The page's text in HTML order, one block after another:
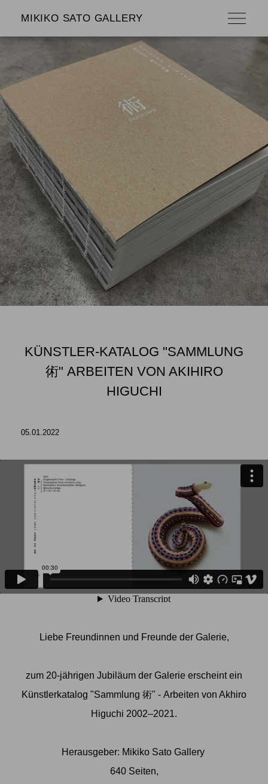
MIKIKO SATO GALLERY
KÜNSTLER-KATALOG "SAMMLUNG
術" ARBEITEN VON AKIHIRO
HIGUCHI
05.01.2022
Liebe Freundinnen und Freunde der Galerie,
zum 20-jährigen Jubiläum der Galerie erscheint ein
Künstlerkatalog "Sammlung 術" - Arbeiten von Akhiro
Higuchi 2002–2021.
Herausgeber: Mikiko Sato Gallery
640 Seiten,